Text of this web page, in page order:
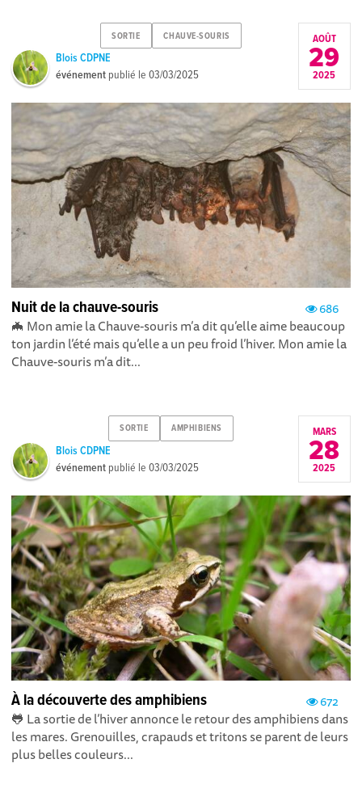
SORTIE CHAUVE-SOURIS
Blois CDPNE
événement publié le03/03/2025
AOÛT
29
2025
686
Nuit de la chauve-souris
🦇 Mon amie la Chauve-souris m’a dit qu’elle aime beaucoup
ton jardin l’été mais qu’elle a un peu froid l’hiver. Mon amie la
Chauve-souris m’a dit...
SORTIE AMPHIBIENS
Blois CDPNE
événement publié le03/03/2025
MARS
28
2025
672
À la découverte des amphibiens
🐸 La sortie de l’hiver annonce le retour des amphibiens dans
les mares. Grenouilles, crapauds et tritons se parent de leurs
plus belles couleurs...